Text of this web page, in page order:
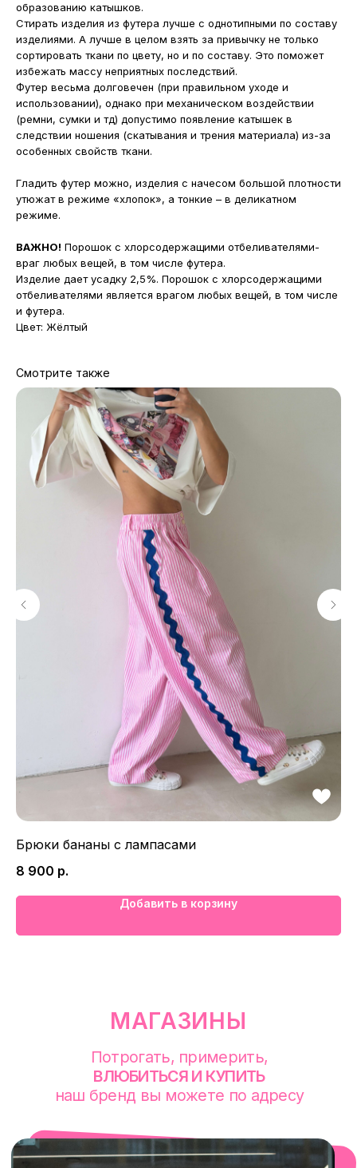
образованию катышков.
Стирать изделия из футера лучше с однотипными по составу
изделиями. А лучше в целом взять за привычку не только
сортировать ткани по цвету, но и по составу. Это поможет
избежать массу неприятных последствий.
Футер весьма долговечен (при правильном уходе и
использовании), однако при механическом воздействии
(ремни, сумки и тд) допустимо появление катышек в
следствии ношения (скатывания и трения материала) из-за
особенных свойств ткани.
Гладить футер можно, изделия с начесом большой плотности
утюжат в режиме «хлопок», а тонкие – в деликатном
режиме.
ВАЖНО! Порошок с хлорсодержащими отбеливателями-
враг любых вещей, в том числе футера.
Изделие дает усадку 2,5%. Порошок с хлорсодержащими
отбеливателями является врагом любых вещей, в том числе
и футера.
Цвет: Жёлтый
Смотрите также
Брюки бананы с лампасами
8 900 р.
Добавить в корзину
Сакко и Ванцетти, 99
+7 (922) 030-63-11
МАГАЗИНЫ
Потрогать, примерить,
ВЛЮБИТЬСЯ И КУПИТЬ
наш бренд вы можете по адресу